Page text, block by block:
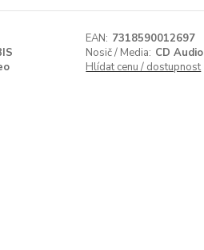
EAN: 7318590012697
Nosič / Media: CD Audio
Hlídat cenu / dostupnost